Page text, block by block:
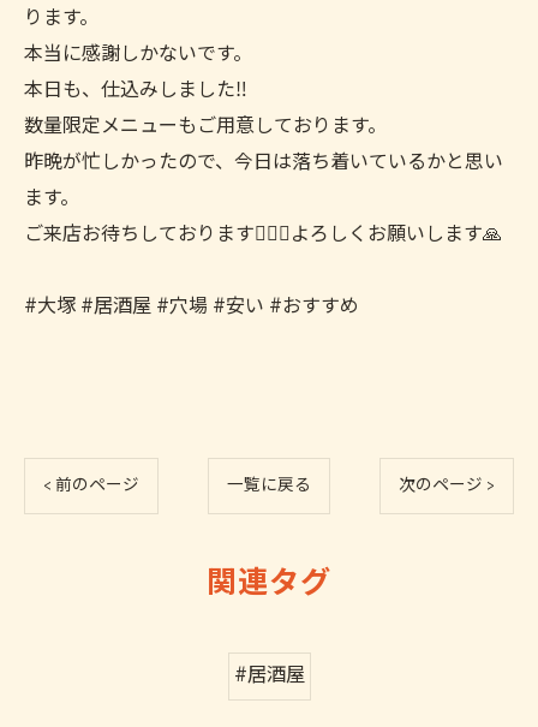
ります。
本当に感謝しかないです。
本日も、仕込みしました‼️
数量限定メニューもご用意しております。
昨晩が忙しかったので、今日は落ち着いているかと思い
ます。
ご来店お待ちしております🙇🏻‍♀️よろしくお願いします🙏
#大塚 #居酒屋 #穴場 #安い #おすすめ
< 前のページ 一覧に戻る 次のページ >
関連タグ
#居酒屋